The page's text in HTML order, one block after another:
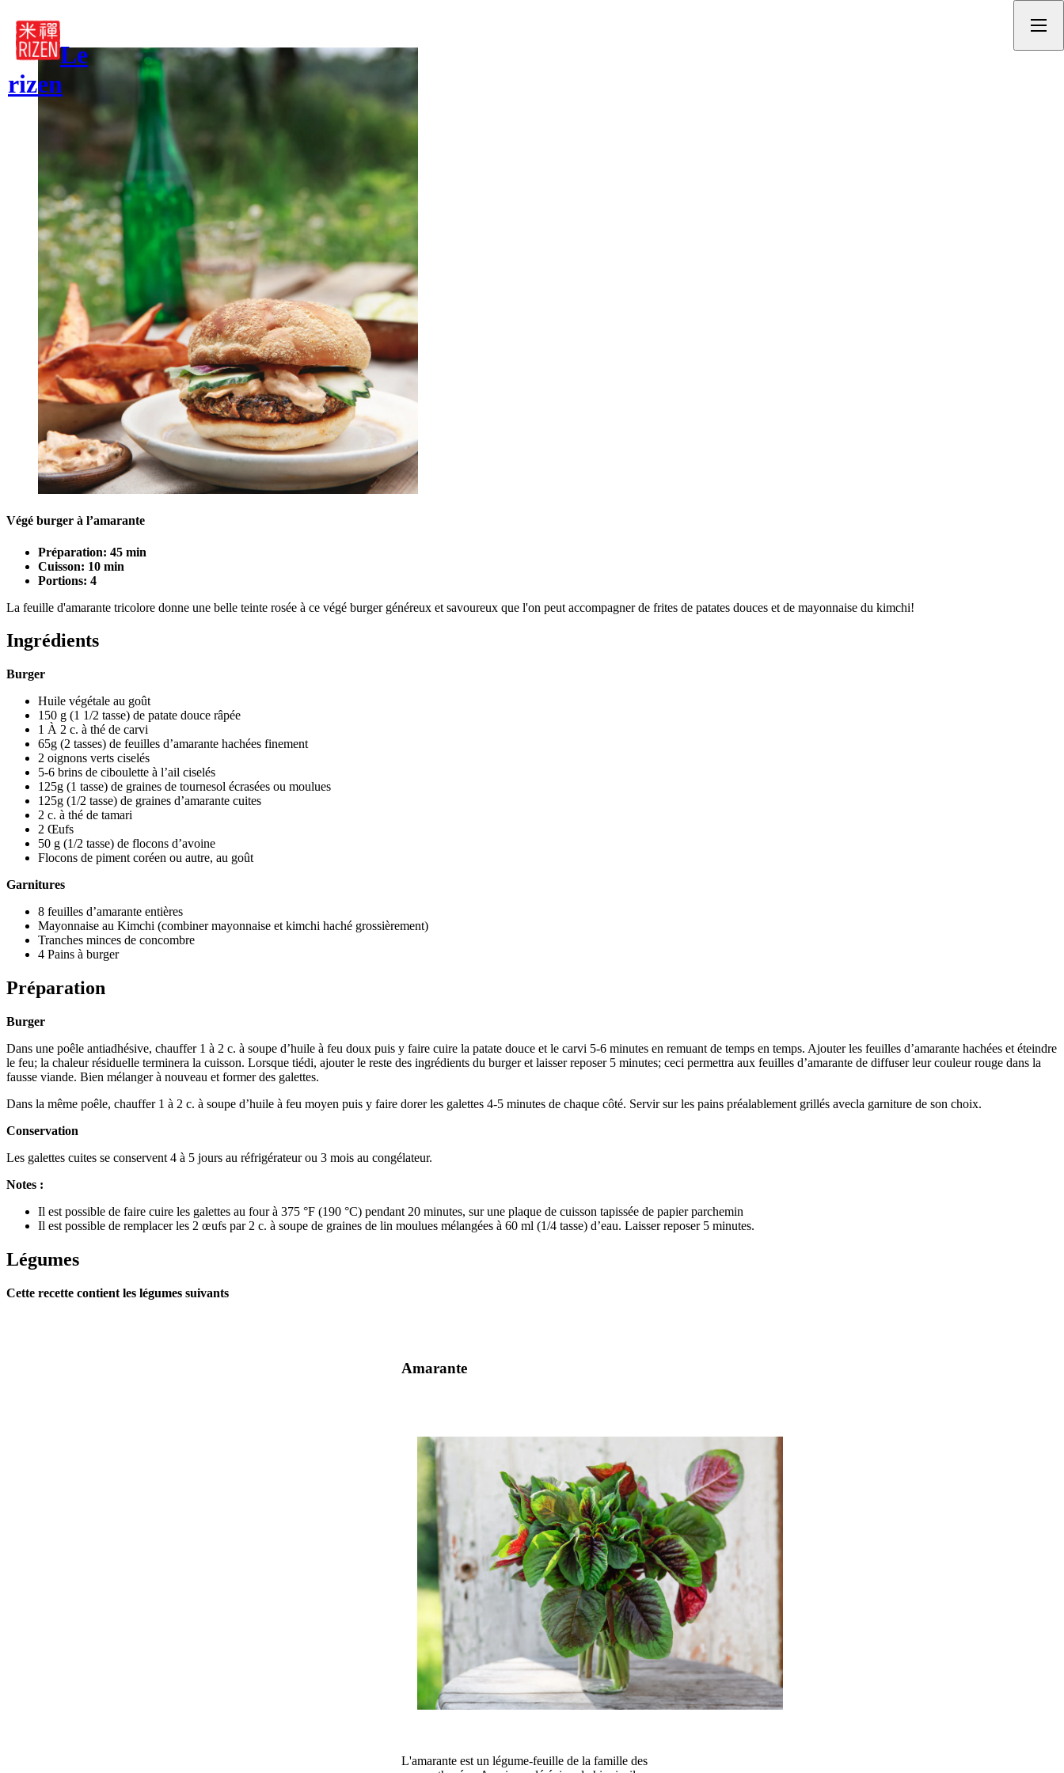
Le
rizen
RETOUR
Végé burger à l’amarante
Préparation: 45 min
Cuisson: 10 min
Portions: 4
La feuille d'amarante tricolore donne une belle teinte rosée à ce végé burger généreux et savoureux que l'on peut accompagner de frites de patates douces et de mayonnaise du kimchi!
Ingrédients
Burger
Huile végétale au goût
150 g (1 1/2 tasse) de patate douce râpée
1 À 2 c. à thé de carvi
65g (2 tasses) de feuilles d’amarante hachées finement
2 oignons verts ciselés
5-6 brins de ciboulette à l’ail ciselés
125g (1 tasse) de graines de tournesol écrasées ou moulues
125g (1/2 tasse) de graines d’amarante cuites
2 c. à thé de tamari
2 Œufs
50 g (1/2 tasse) de flocons d’avoine
Flocons de piment coréen ou autre, au goût
Garnitures
8 feuilles d’amarante entières
Mayonnaise au Kimchi (combiner mayonnaise et kimchi haché grossièrement)
Tranches minces de concombre
4 Pains à burger
Préparation
Burger
Dans une poêle antiadhésive, chauffer 1 à 2 c. à soupe d’huile à feu doux puis y faire cuire la patate douce et le carvi 5-6 minutes en remuant de temps en temps. Ajouter les feuilles d’amarante hachées et éteindre
le feu; la chaleur résiduelle terminera la cuisson. Lorsque tiédi, ajouter le reste des ingrédients du burger et laisser reposer 5 minutes; ceci permettra aux feuilles d’amarante de diffuser leur couleur rouge dans la
fausse viande. Bien mélanger à nouveau et former des galettes.
Dans la même poêle, chauffer 1 à 2 c. à soupe d’huile à feu moyen puis y faire dorer les galettes 4-5 minutes de chaque côté. Servir sur les pains préalablement grillés avecla garniture de son choix.
Conservation
Les galettes cuites se conservent 4 à 5 jours au réfrigérateur ou 3 mois au congélateur.
Notes :
Il est possible de faire cuire les galettes au four à 375 °F (190 °C) pendant 20 minutes, sur une plaque de cuisson tapissée de papier parchemin
Il est possible de remplacer les 2 œufs par 2 c. à soupe de graines de lin moulues mélangées à 60 ml (1/4 tasse) d’eau. Laisser reposer 5 minutes.
Légumes
Cette recette contient les légumes suivants
Amarante
L'amarante est un légume-feuille de la famille des